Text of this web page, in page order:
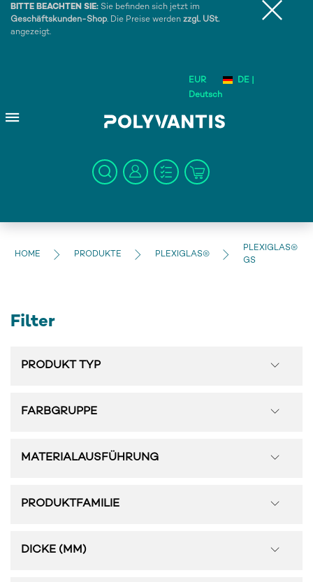
BITTE BEACHTEN SIE: Sie befinden sich jetzt im
Geschäftskunden-Shop. Die Preise werden zzgl. USt.
angezeigt.
EUR
DE |
Deutsch
HOME PRODUKTE PLEXIGLAS®
PLEXIGLAS®
GS
Filter
PRODUKT TYP
FARBGRUPPE
MATERIALAUSFÜHRUNG
PRODUKTFAMILIE
DICKE (MM)